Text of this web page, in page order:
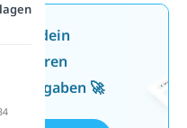
dein
unseren
Aufgaben 🚀